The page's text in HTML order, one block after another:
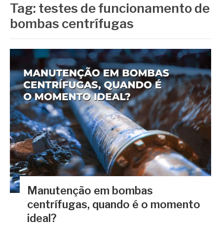
Tag: testes de funcionamento de
bombas centrífugas
Manutenção em bombas
centrífugas, quando é o momento
ideal?